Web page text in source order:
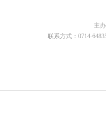
主
联系方式：0714-